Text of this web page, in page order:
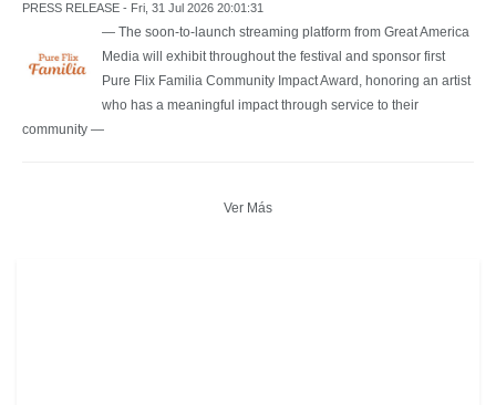
PRESS RELEASE - Fri, 31 Jul 2026 20:01:31
— The soon-to-launch streaming platform from Great America
Media will exhibit throughout the festival and sponsor first
Pure Flix Familia Community Impact Award, honoring an artist
who has a meaningful impact through service to their
community —
Ver Más